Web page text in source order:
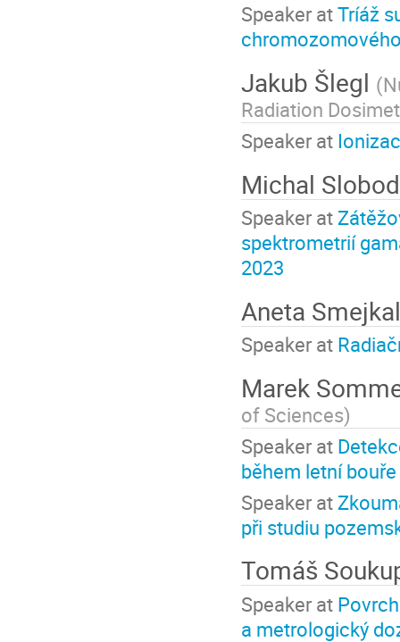
Speaker atTríáž
Jakub Šlegl (
Radiation
Speaker at
Michal
Speaker at
spektrometrií
2023
Aneta
Speaker at
Marek
of Sciences)
Speaker at
během letní
Speaker at
při studiu
Tomáš
Speaker at
a metrologický